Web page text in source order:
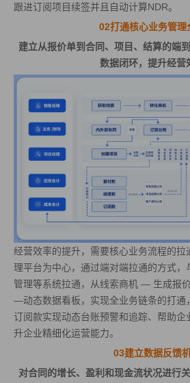
跟进订阅项目续签并且自动计算NDR。
02打通核心业务管理
建立从报价单到合同、项目、结算的端
数据闭环，提升经营
经营效率的提升，需要核心业务流程的拉
理平台为中心，通过端对端拉通的方式，
管理等系统拉通，从线索商机 — 生成报
—动态数据看板，实现全业务链条的打通
订阅款实现动态台账预警和追踪、帮助企
升企业精细化运营能力。
03建立数据反馈
对合同的增长、盈利和现金流状况进行